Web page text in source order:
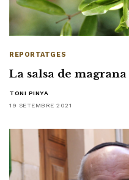
REPORTATGES
La salsa de magrana
TONI PINYA
19 SETEMBRE 2021